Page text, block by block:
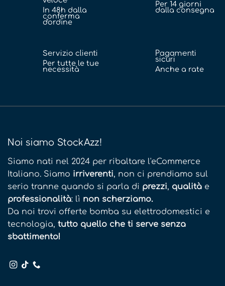
In 48h dalla
conferma
d'ordine
Per 14 giorni
dalla consegna
Servizio clienti
Per tutte le tue
necessità
Pagamenti
sicuri
Anche a rate
Noi siamo StockAzz!
Siamo nati nel 2024 per ribaltare l'eCommerce
Italiano. Siamo irriverenti, non ci prendiamo sul
serio tranne quando si parla di prezzi, qualità e
professionalità: lì non scherziamo.
Da noi trovi offerte bomba su elettrodomestici e
tecnologia, tutto quello che ti serve senza
sbattimento!